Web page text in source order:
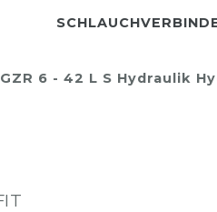
6 - 42 L S Hydraulik